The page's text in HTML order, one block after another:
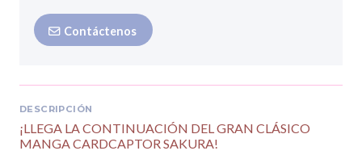
Contáctenos
DESCRIPCIÓN
¡LLEGA LA CONTINUACIÓN DEL GRAN CLÁSICO
MANGA CARDCAPTOR SAKURA!